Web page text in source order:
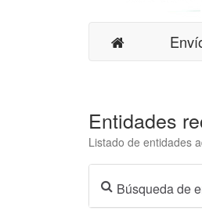
Entidades
Listado de entidades
Búsqueda de